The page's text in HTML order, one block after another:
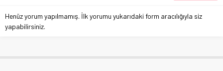
Henüz yorum yapılmamış. İlk yorumu yukarıdaki form aracılığıyla siz
yapabilirsiniz.